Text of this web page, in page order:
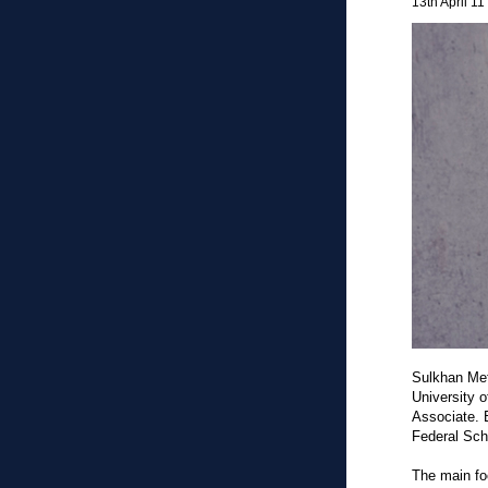
Sulkhan
University
Associate.
Federal
The main